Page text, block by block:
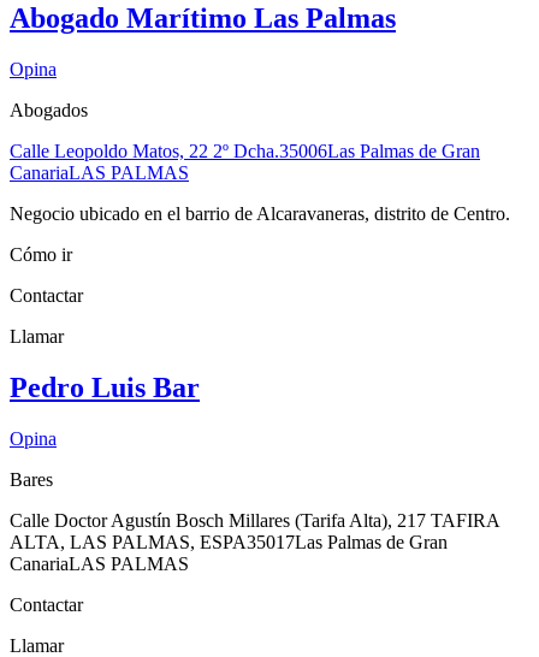
Abogado Marítimo Las Palmas
Opina
Abogados
Calle Leopoldo Matos, 22 2º Dcha.35006Las Palmas de Gran
CanariaLAS PALMAS
Negocio ubicado en el barrio de Alcaravaneras, distrito de Centro.
Cómo ir
Contactar
Llamar
Pedro Luis Bar
Opina
Bares
Calle Doctor Agustín Bosch Millares (Tarifa Alta), 217 TAFIRA
ALTA, LAS PALMAS, ESPA35017Las Palmas de Gran
CanariaLAS PALMAS
Contactar
Llamar